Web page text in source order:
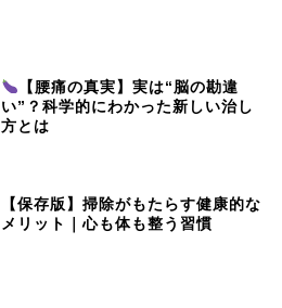
【腰痛の真実】実は“脳の勘違
い”？科学的にわかった新しい治し
方とは
【保存版】掃除がもたらす健康的な
メリット｜心も体も整う習慣